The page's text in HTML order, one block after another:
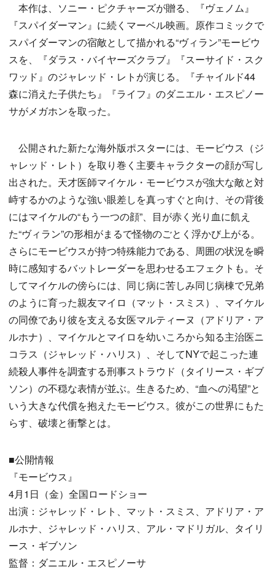
本作は、ソニー・ピクチャーズが贈る、『ヴェノム』
『スパイダーマン』に続くマーベル映画。原作コミックで
スパイダーマンの宿敵として描かれる“ヴィラン”モービウ
スを、『ダラス・バイヤーズクラブ』『スーサイド・スク
ワッド』のジャレッド・レトが演じる。『チャイルド44
森に消えた子供たち』『ライフ』のダニエル・エスピノー
サがメガホンを取った。
公開された新たな海外版ポスターには、モービウス（ジ
ャレッド・レト）を取り巻く主要キャラクターの顔が写し
出された。天才医師マイケル・モービウスが強大な敵と対
峙するかのような強い眼差しを真っすぐと向け、その背後
にはマイケルの“もう一つの顔”、目が赤く光り血に飢え
た“ヴィラン”の形相がまるで怪物のごとく浮かび上がる。
さらにモービウスが持つ特殊能力である、周囲の状況を瞬
時に感知するバットレーダーを思わせるエフェクトも。そ
してマイケルの傍らには、同じ病に苦しみ同じ病棟で兄弟
のように育った親友マイロ（マット・スミス）、マイケル
の同僚であり彼を支える女医マルティーヌ（アドリア・ア
ルホナ）、マイケルとマイロを幼いころから知る主治医ニ
コラス（ジャレッド・ハリス）、そしてNYで起こった連
続殺人事件を調査する刑事ストラウド（タイリース・ギブ
ソン）の不穏な表情が並ぶ。生きるため、“血への渇望”と
いう大きな代償を抱えたモービウス。彼がこの世界にもた
らす、破壊と衝撃とは。
■公開情報
『モービウス』
4月1日（金）全国ロードショー
出演：ジャレッド・レト、マット・スミス、アドリア・ア
ルホナ、ジャレッド・ハリス、アル・マドリガル、タイリ
ース・ギブソン
監督：ダニエル・エスピノーサ